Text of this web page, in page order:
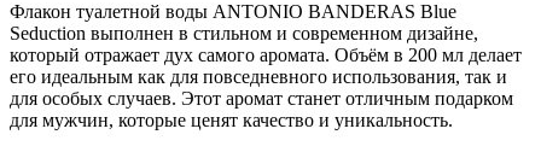
Флакон туалетной воды ANTONIO BANDERAS Blue
Seduction выполнен в стильном и современном дизайне,
который отражает дух самого аромата. Объём в 200 мл делает
его идеальным как для повседневного использования, так и
для особых случаев. Этот аромат станет отличным подарком
для мужчин, которые ценят качество и уникальность.